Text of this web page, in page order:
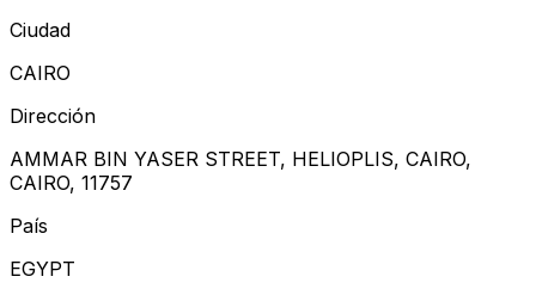
Ciudad
CAIRO
Dirección
AMMAR BIN YASER STREET, HELIOPLIS, CAIRO,
CAIRO, 11757
País
EGYPT